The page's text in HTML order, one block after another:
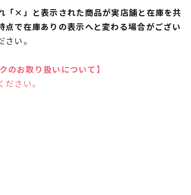
「×」と表示された商品が実店舗と在庫を共
点で在庫ありの表示へと変わる場合がござい
い。
のお取り扱いについて】
さい。